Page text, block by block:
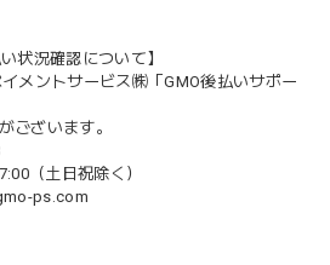
状況確認について】
メントサービス㈱「GMO後払いサポー
ございます。
（土日祝除く）
ps.com